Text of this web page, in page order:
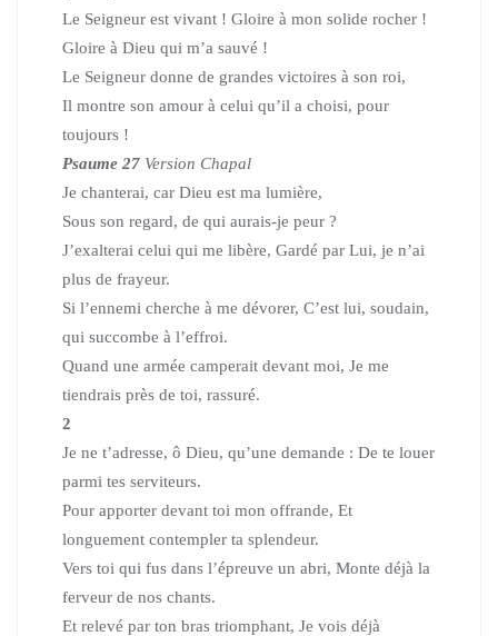
Le Seigneur est vivant ! Gloire à mon solide rocher !
Gloire à Dieu qui m’a sauvé !
Le Seigneur donne de grandes victoires à son roi,
Il montre son amour à celui qu’il a choisi, pour
toujours !
Psaume 27 Version Chapal
Je chanterai, car Dieu est ma lumière,
Sous son regard, de qui aurais-je peur ?
J’exalterai celui qui me libère, Gardé par Lui, je n’ai
plus de frayeur.
Si l’ennemi cherche à me dévorer, C’est lui, soudain,
qui succombe à l’effroi.
Quand une armée camperait devant moi, Je me
tiendrais près de toi, rassuré.
2
Je ne t’adresse, ô Dieu, qu’une demande : De te louer
parmi tes serviteurs.
Pour apporter devant toi mon offrande, Et
longuement contempler ta splendeur.
Vers toi qui fus dans l’épreuve un abri, Monte déjà la
ferveur de nos chants.
Et relevé par ton bras triomphant, Je vois déjà